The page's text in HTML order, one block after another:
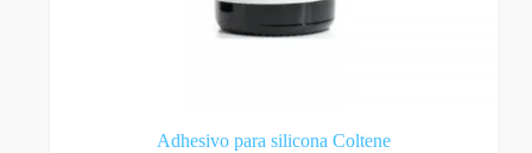
Adhesivo para silicona Coltene